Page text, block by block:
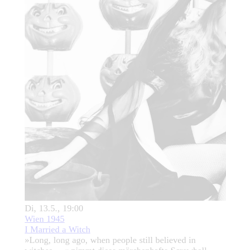
Di, 13.5., 19:00
Wien 1945
I Married a Witch
»Long, long ago, when people still believed in